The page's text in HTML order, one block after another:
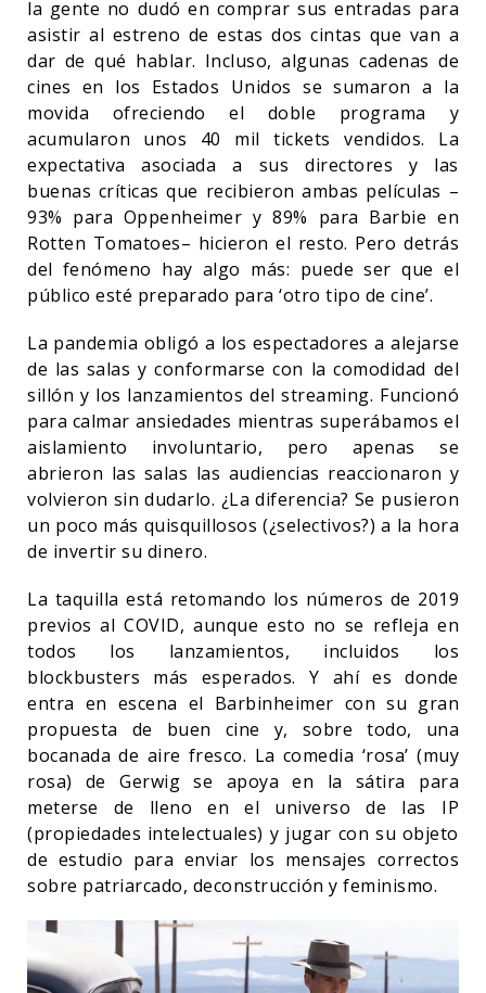
la gente no dudó en comprar sus entradas para
asistir al estreno de estas dos cintas que van a
dar de qué hablar. Incluso, algunas cadenas de
cines en los Estados Unidos se sumaron a la
movida ofreciendo el doble programa y
acumularon unos 40 mil tickets vendidos. La
expectativa asociada a sus directores y las
buenas críticas que recibieron ambas películas –
93% para Oppenheimer y 89% para Barbie en
Rotten Tomatoes– hicieron el resto. Pero detrás
del fenómeno hay algo más: puede ser que el
público esté preparado para ‘otro tipo de cine’.
La pandemia obligó a los espectadores a alejarse
de las salas y conformarse con la comodidad del
sillón y los lanzamientos del streaming. Funcionó
para calmar ansiedades mientras superábamos el
aislamiento involuntario, pero apenas se
abrieron las salas las audiencias reaccionaron y
volvieron sin dudarlo. ¿La diferencia? Se pusieron
un poco más quisquillosos (¿selectivos?) a la hora
de invertir su dinero.
La taquilla está retomando los números de 2019
previos al COVID, aunque esto no se refleja en
todos los lanzamientos, incluidos los
blockbusters más esperados. Y ahí es donde
entra en escena el Barbinheimer con su gran
propuesta de buen cine y, sobre todo, una
bocanada de aire fresco. La comedia ‘rosa’ (muy
rosa) de Gerwig se apoya en la sátira para
meterse de lleno en el universo de las IP
(propiedades intelectuales) y jugar con su objeto
de estudio para enviar los mensajes correctos
sobre patriarcado, deconstrucción y feminismo.